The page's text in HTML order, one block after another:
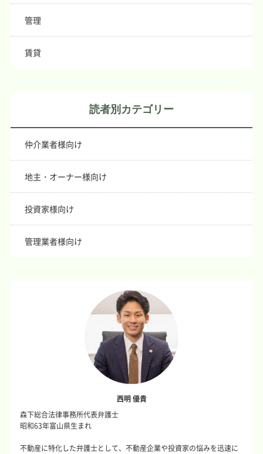
管理
賃貸
読者別カテゴリー
仲介業者様向け
地主・オーナー様向け
投資家様向け
管理業者様向け
西明 優貴
森下総合法律事務所代表弁護士
昭和63年富山県生まれ
不動産に特化した弁護士として、不動産企業や投資家の悩みを迅速に